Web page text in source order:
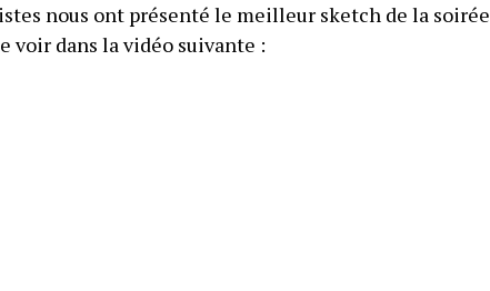
nous ont présenté le meilleur sketch de la soirée
voir dans la vidéo suivante :